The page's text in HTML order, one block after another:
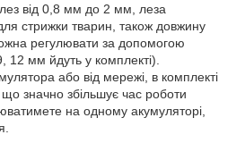
від 0,8 мм до 2 мм, леза
стрижки тварин, також довжину
регулювати за допомогою
12 мм йдуть у комплекті).
або від мережі, в комплекті
значно збільшує час роботи
на одному акумуляторі,